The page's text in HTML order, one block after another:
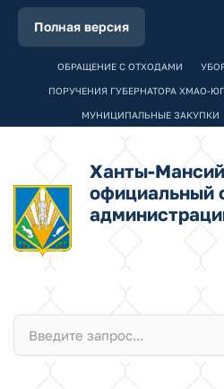
Полная версия
ОБРАЩЕНИЕ С ОТХОДАМИ
ПОРУЧЕНИЯ ГУБЕРНАТОРА ХМАО-
МУНИЦИПАЛЬНЫЕ ЗАКУПКИ
Ханты-
официальный